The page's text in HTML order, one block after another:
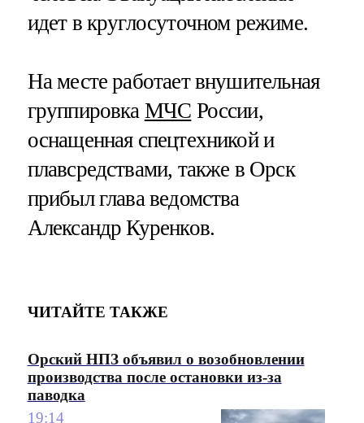
идет в круглосуточном режиме.
На месте работает внушительная
группировка МЧС России,
оснащенная спецтехникой и
плавсредствами, также в Орск
прибыл глава ведомства
Александр Куренков.
ЧИТАЙТЕ ТАКЖЕ
Орский НПЗ объявил о возобновлении
производства после остановки из-за
паводка
19:14